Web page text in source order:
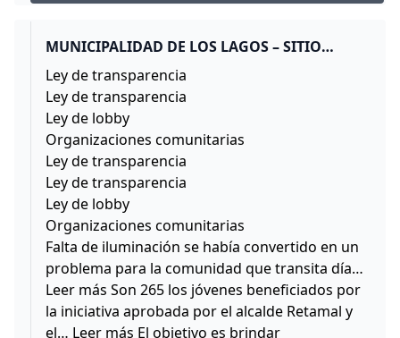
MUNICIPALIDAD DE LOS LAGOS – SITIO
OFICIAL DE LA MUNICIPALIDAD DE LOS
LAGOS
Ley de transparencia
Ley de transparencia
Ley de lobby
Organizaciones comunitarias
Ley de transparencia
Ley de transparencia
Ley de lobby
Organizaciones comunitarias
Falta de iluminación se había convertido en un
problema para la comunidad que transita día…
Leer más Son 265 los jóvenes beneficiados por
la iniciativa aprobada por el alcalde Retamal y
el… Leer más El objetivo es brindar